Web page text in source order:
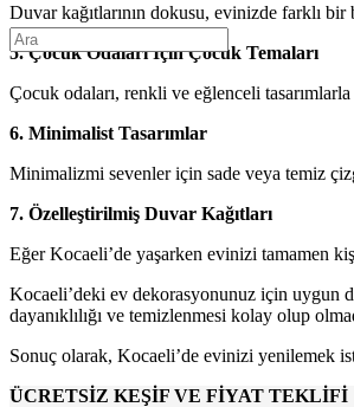
Duvar kağıtlarının dokusu, evinizde farklı
5. Çocuk Odaları İçin Çocuk Temaları
Çocuk odaları, renkli ve eğlenceli
6. Minimalist Tasarımlar
Minimalizmi sevenler için sade veya temiz
7. Özelleştirilmiş Duvar Kağıtları
Eğer Kocaeli’de yaşarken evinizi tamamen
Kocaeli’deki ev dekorasyonunuz için uygun
dayanıklılığı ve temizlenmesi kolay olup
Sonuç olarak, Kocaeli’de evinizi yenilemek
ÜCRETSİZ KEŞİF VE FİYAT TEKLİFİ